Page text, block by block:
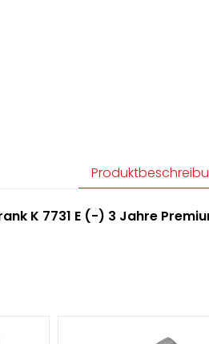
K 7731 E (-) 3 Jahre